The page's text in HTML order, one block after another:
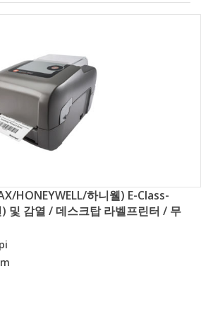
HONEYWELL/하니웰) E-Class-
및 감열 / 데스크탑 라벨프린터 / 무